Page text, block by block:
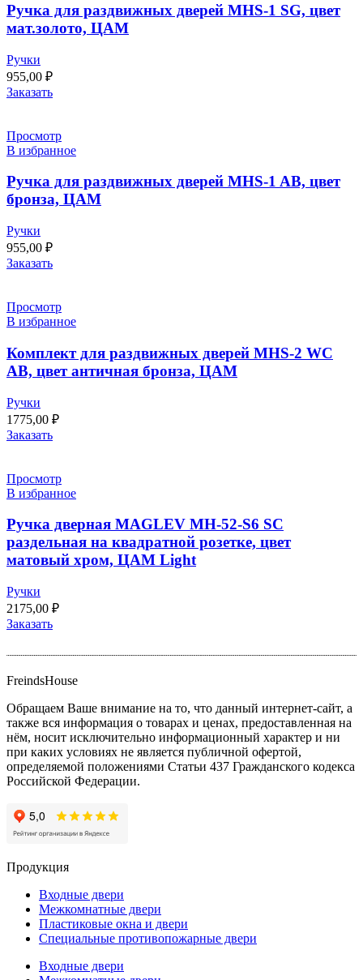
Ручка для раздвижных дверей MHS-1 SG, цвет
мат.золото, ЦАМ
Ручки
955,00 ₽
Заказать
Просмотр
В избранное
Ручка для раздвижных дверей MHS-1 AB, цвет
бронза, ЦАМ
Ручки
955,00 ₽
Заказать
Просмотр
В избранное
Комплект для раздвижных дверей MHS-2 WC
AB, цвет античная бронза, ЦАМ
Ручки
1775,00 ₽
Заказать
Просмотр
В избранное
Ручка дверная MAGLEV MH-52-S6 SC
раздельная на квадратной розетке, цвет
матовый хром, ЦАМ Light
Ручки
2175,00 ₽
Заказать
FreindsHouse
Обращаем Ваше внимание на то, что данный интернет-сайт, а
также вся информация о товарах и ценах, предоставленная на
нём, носит исключительно информационный характер и ни
при каких условиях не является публичной офертой,
определяемой положениями Статьи 437 Гражданского кодекса
Российской Федерации.
Продукция
Входные двери
Межкомнатные двери
Пластиковые окна и двери
Специальные противопожарные двери
Входные двери